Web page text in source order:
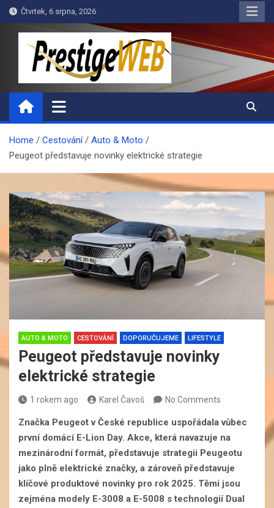
Skip
to
Čtvrtek, 6 srpna, 2026
PrestigeWEB
Home Cestování
Auto & Moto
Peugeot představuje novinky elektrické strategie
AUTO & MOTO CESTOVÁNÍ DOPORUČUJEME LIFESTYLE
Peugeot představuje novinky
elektrické strategie
1 rokem ago Karel Čavoš No Comments
Značka Peugeot v České republice uspořádala vůbec
první domácí E-Lion Day. Akce, která navazuje na
mezinárodní formát, představuje strategii Peugeotu
jako plně elektrické značky, a zároveň představuje
klíčové produktové novinky pro rok 2025. Těmi jsou
zejména modely E-3008 a E-5008 s technologií Dual